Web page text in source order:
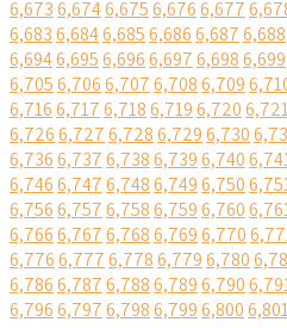
6,6736,6746,6756,6766,677
6,6836,6846,6856,6866,6876,688
6,6946,6956,6966,6976,6986,699
6,7056,7066,7076,7086,709
6,7166,7176,7186,7196,720
6,7266,7276,7286,7296,730
6,7366,7376,7386,7396,740
6,7466,7476,7486,7496,750
6,7566,7576,7586,7596,760
6,7666,7676,7686,7696,770
6,7766,7776,7786,7796,780
6,7866,7876,7886,7896,790
6,7966,7976,7986,7996,800